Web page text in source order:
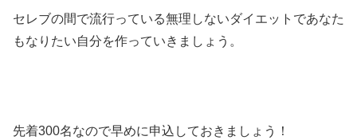
セレブの間で流行っている無理しないダイエットであなた
もなりたい自分を作っていきましょう。
先着300名なので早めに申込しておきましょう！